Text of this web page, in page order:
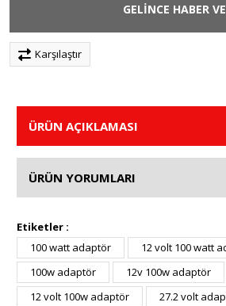
GELİNCE HABER
Karşılaştır
ÜRÜN AÇIKLAMASI
ÜRÜN YORUMLARI
Etiketler :
100 watt adaptör
12 volt 100 watt
100w adaptör
12v 100w adaptör
12 volt 100w adaptör
27.2 volt